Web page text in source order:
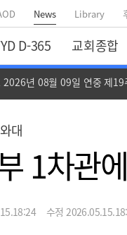
News Library
D-365 교회종합
년 08월 09일 연중 제19
대
1차관
수정